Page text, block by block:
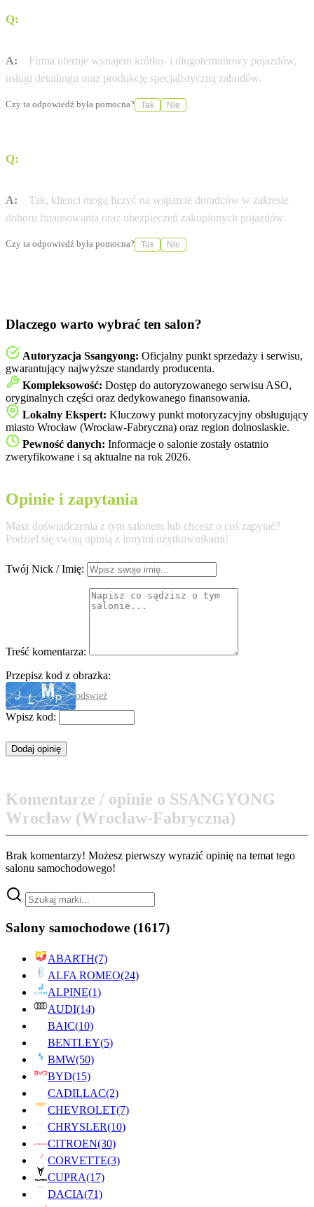
Q:
A:
Firma oferuje wynajem krótko- i długoterminowy pojazdów,
usługi detailingu oraz produkcję specjalistyczną zabudów.
Czy ta odpowiedź była pomocna? Tak Nie
Q:
A:
Tak, klienci mogą liczyć na wsparcie doradców w zakresie
doboru finansowania oraz ubezpieczeń zakupionych pojazdów.
Czy ta odpowiedź była pomocna? Tak Nie
Dlaczego warto wybrać ten salon?
Autoryzacja Ssangyong: Oficjalny punkt sprzedaży i serwisu,
gwarantujący najwyższe standardy producenta.
Kompleksowość: Dostęp do autoryzowanego serwisu ASO,
oryginalnych części oraz dedykowanego finansowania.
Lokalny Ekspert: Kluczowy punkt motoryzacyjny obsługujący
miasto Wrocław (Wrocław-Fabryczna) oraz region dolnoslaskie.
Pewność danych: Informacje o salonie zostały ostatnio
zweryfikowane i są aktualne na rok 2026.
Opinie i zapytania
Masz doświadczenia z tym salonem lub chcesz o coś zapytać?
Podziel się swoją opinią z innymi użytkownikami!
Twój Nick / Imię:
Treść komentarza:
Przepisz kod z obrazka:
odśwież
Wpisz kod:
Komentarze / opinie o SSANGYONG
Wrocław (Wrocław-Fabryczna)
Brak komentarzy! Możesz pierwszy wyrazić opinię na temat tego
salonu samochodowego!
Salony samochodowe (1617)
ABARTH(7)
ALFA ROMEO(24)
ALPINE(1)
AUDI(14)
BAIC(10)
BENTLEY(5)
BMW(50)
BYD(15)
CADILLAC(2)
CHEVROLET(7)
CHRYSLER(10)
CITROEN(30)
CORVETTE(3)
CUPRA(17)
DACIA(71)